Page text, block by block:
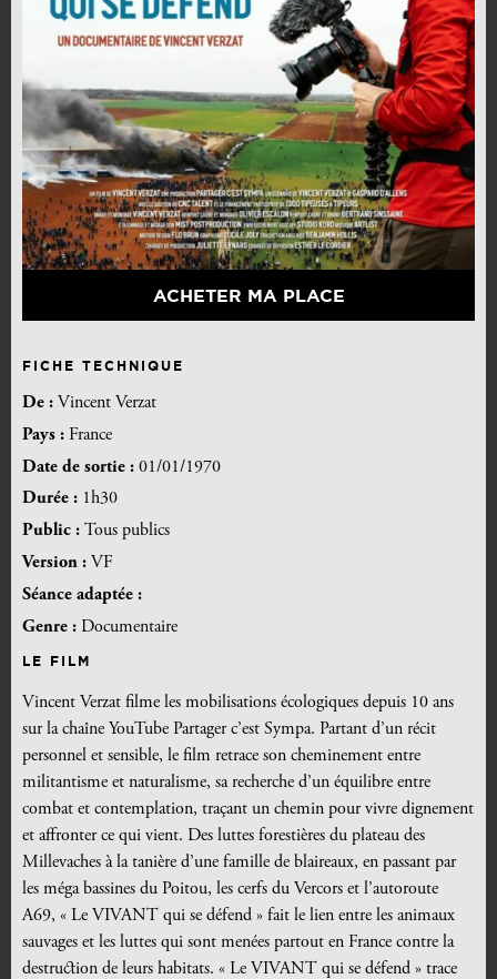
ACHETER MA PLACE
FICHE TECHNIQUE
De : Vincent Verzat
Pays : France
Date de sortie : 01/01/1970
Durée : 1h30
Public : Tous publics
Version : VF
Séance adaptée :
Genre : Documentaire
LE FILM
Vincent Verzat filme les mobilisations écologiques depuis 10 ans
sur la chaîne YouTube Partager c’est Sympa. Partant d’un récit
personnel et sensible, le film retrace son cheminement entre
militantisme et naturalisme, sa recherche d’un équilibre entre
combat et contemplation, traçant un chemin pour vivre dignement
et affronter ce qui vient. Des luttes forestières du plateau des
Millevaches à la tanière d’une famille de blaireaux, en passant par
les méga bassines du Poitou, les cerfs du Vercors et l’autoroute
A69, « Le VIVANT qui se défend » fait le lien entre les animaux
sauvages et les luttes qui sont menées partout en France contre la
destruction de leurs habitats. « Le VIVANT qui se défend » trace